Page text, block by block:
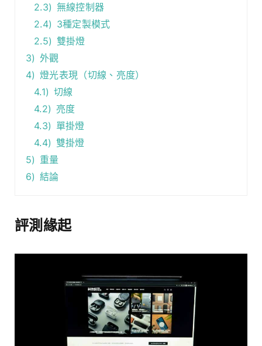
2.3) 無線控制器
2.4) 3種定製模式
2.5) 雙掛燈
3) 外觀
4) 燈光表現（切線、亮度）
4.1) 切線
4.2) 亮度
4.3) 單掛燈
4.4) 雙掛燈
5) 重量
6) 結論
評測緣起